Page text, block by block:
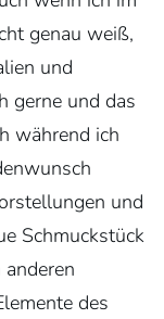
genau weiß,
und
gerne und das
während ich
und
Schmuckstück
des